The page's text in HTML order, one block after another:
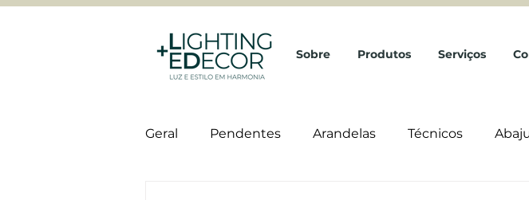
Sobre Produtos Serviços
Geral Pendentes Arandelas Técnicos